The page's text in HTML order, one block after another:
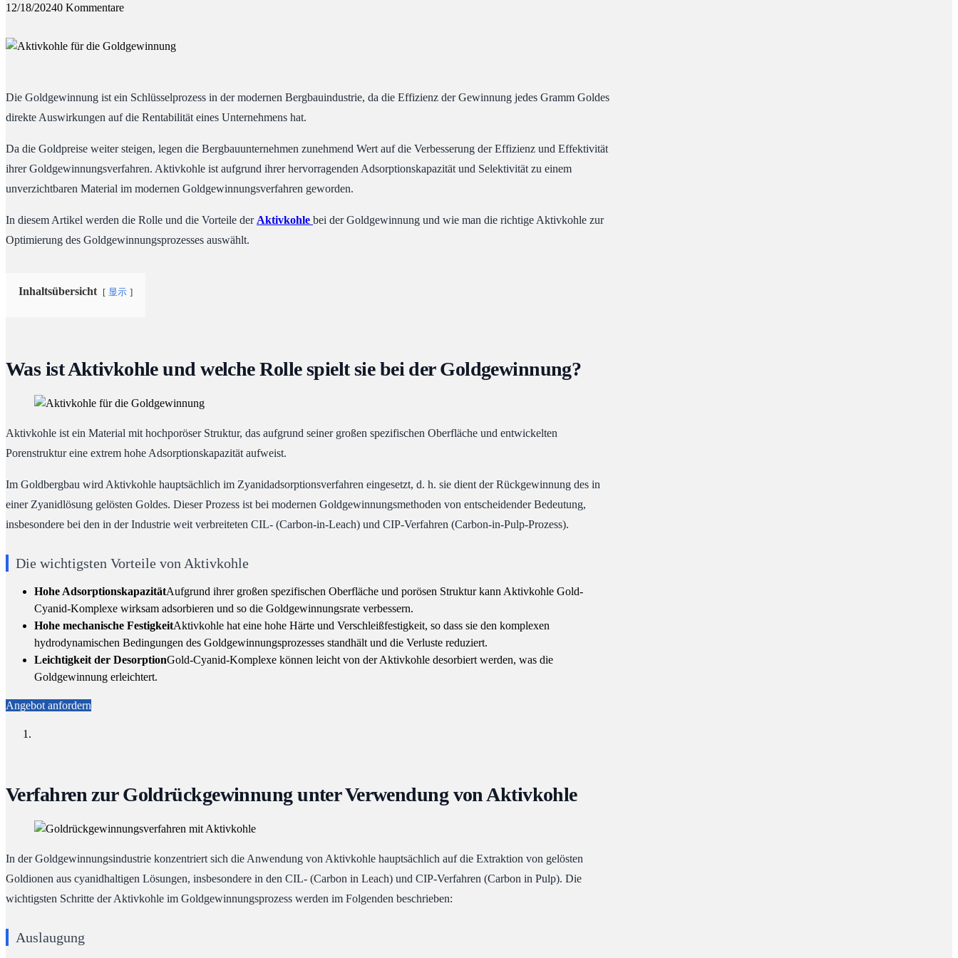
12/18/20240 Kommentare
Die Goldgewinnung ist ein Schlüsselprozess in der modernen Bergbauindustrie, da die Effizienz der Gewinnung jedes Gramm Goldes
direkte Auswirkungen auf die Rentabilität eines Unternehmens hat.
Da die Goldpreise weiter steigen, legen die Bergbauunternehmen zunehmend Wert auf die Verbesserung der Effizienz und Effektivität
ihrer Goldgewinnungsverfahren. Aktivkohle ist aufgrund ihrer hervorragenden Adsorptionskapazität und Selektivität zu einem
unverzichtbaren Material im modernen Goldgewinnungsverfahren geworden.
In diesem Artikel werden die Rolle und die Vorteile der Aktivkohle bei der Goldgewinnung und wie man die richtige Aktivkohle zur
Optimierung des Goldgewinnungsprozesses auswählt.
Inhaltsübersicht 显示
Was ist Aktivkohle und welche Rolle spielt sie bei der Goldgewinnung?
Aktivkohle ist ein Material mit hochporöser Struktur, das aufgrund seiner großen spezifischen Oberfläche und entwickelten
Porenstruktur eine extrem hohe Adsorptionskapazität aufweist.
Im Goldbergbau wird Aktivkohle hauptsächlich im Zyanidadsorptionsverfahren eingesetzt, d. h. sie dient der Rückgewinnung des in
einer Zyanidlösung gelösten Goldes. Dieser Prozess ist bei modernen Goldgewinnungsmethoden von entscheidender Bedeutung,
insbesondere bei den in der Industrie weit verbreiteten CIL- (Carbon-in-Leach) und CIP-Verfahren (Carbon-in-Pulp-Prozess).
Die wichtigsten Vorteile von Aktivkohle
Hohe AdsorptionskapazitätAufgrund ihrer großen spezifischen Oberfläche und porösen Struktur kann Aktivkohle Gold-
Cyanid-Komplexe wirksam adsorbieren und so die Goldgewinnungsrate verbessern.
Hohe mechanische FestigkeitAktivkohle hat eine hohe Härte und Verschleißfestigkeit, so dass sie den komplexen
hydrodynamischen Bedingungen des Goldgewinnungsprozesses standhält und die Verluste reduziert.
Leichtigkeit der DesorptionGold-Cyanid-Komplexe können leicht von der Aktivkohle desorbiert werden, was die
Goldgewinnung erleichtert.
Angebot anfordern
Verfahren zur Goldrückgewinnung unter Verwendung von Aktivkohle
In der Goldgewinnungsindustrie konzentriert sich die Anwendung von Aktivkohle hauptsächlich auf die Extraktion von gelösten
Goldionen aus cyanidhaltigen Lösungen, insbesondere in den CIL- (Carbon in Leach) und CIP-Verfahren (Carbon in Pulp). Die
wichtigsten Schritte der Aktivkohle im Goldgewinnungsprozess werden im Folgenden beschrieben:
Auslaugung